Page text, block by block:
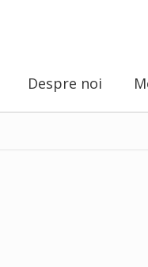
Despre noi